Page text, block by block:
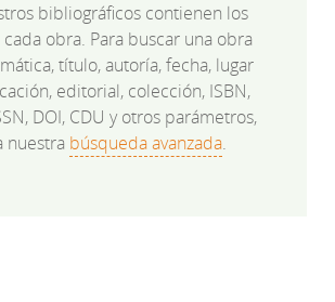
bibliográficos contienen los
obra. Para buscar una obra
título, autoría, fecha, lugar
editorial, colección, ISBN,
DOI, CDU y otros parámetros,
nuestra búsqueda avanzada.